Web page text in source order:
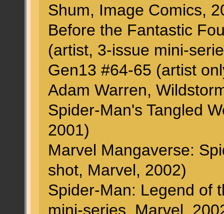
Shum, Image Comics,
Before the Fantastic
(artist, 3-issue mini-
Gen13 #64-65 (artist
Adam Warren,
Spider-Man's Tangled
2001)
Marvel Mangaverse:
shot, Marvel, 2002)
Spider-Man: Legend of
mini-series, Marvel,